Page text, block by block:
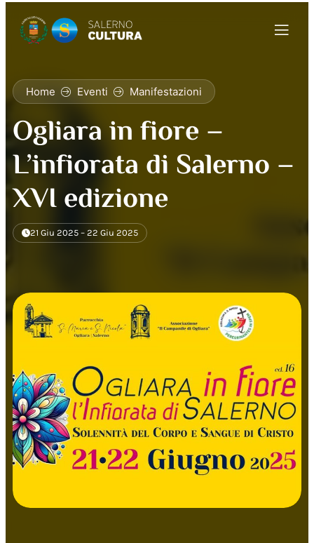
Home Eventi Manifestazioni
Ogliara in fiore –
L’infiorata di Salerno –
XVI edizione
21 Giu 2025 – 22 Giu 2025